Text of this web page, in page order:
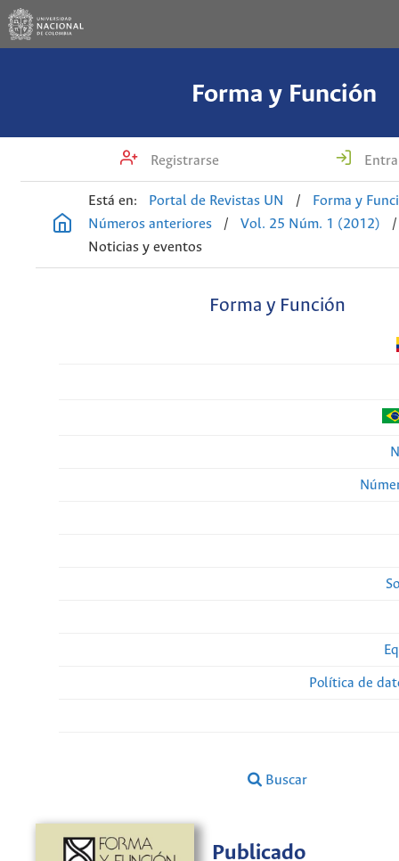
Forma y Función
Registrarse
Está en: Portal de Revistas UN /
Forma y
Números anteriores
/ Vol. 25 Núm. 1 (2012)
/
Noticias y eventos
Forma y Función
Política de
Buscar
Publicado